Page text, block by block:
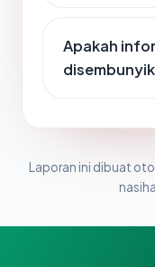
Apakah
Laporan ini dibuat